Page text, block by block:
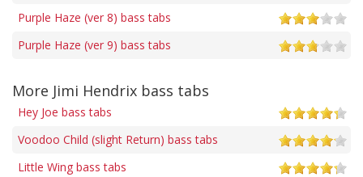
Purple Haze (ver 8) bass tabs
Purple Haze (ver 9) bass tabs
More Jimi Hendrix bass tabs
Hey Joe bass tabs
Voodoo Child (slight Return) bass tabs
Little Wing bass tabs